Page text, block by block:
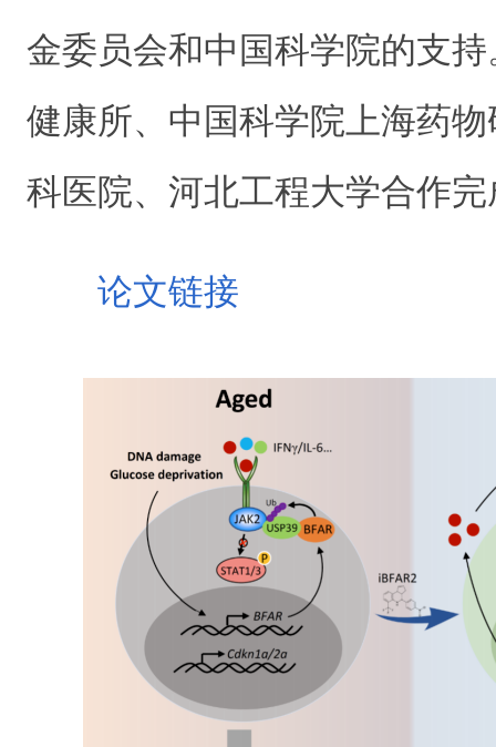
金委员会和中国科学院的支
健康所、中国科学院上海药
科医院、河北工程大学合作完
论文链接